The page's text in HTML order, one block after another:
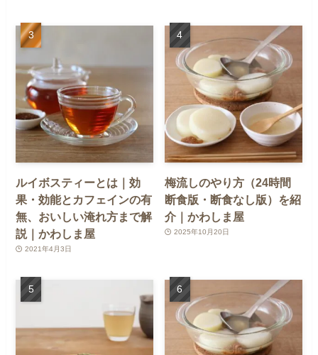
ルイボスティーとは｜効
果・効能とカフェインの有
無、おいしい淹れ方まで解
説｜かわしま屋
2021年4月3日
梅流しのやり方（24時間
断食版・断食なし版）を紹
介｜かわしま屋
2025年10月20日